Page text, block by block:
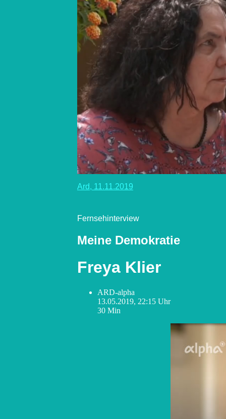
Ard, 11.11.2019
Fernsehinterview
Meine Demokratie
Freya Klier
ARD-alpha
13.05.2019, 22:15 Uhr
30 Min